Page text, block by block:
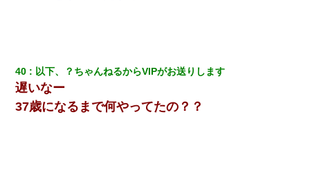
40 以下、？ちゃんねるからVIPがお送りします
遅いなー
37歳になるまで何やってたの？？